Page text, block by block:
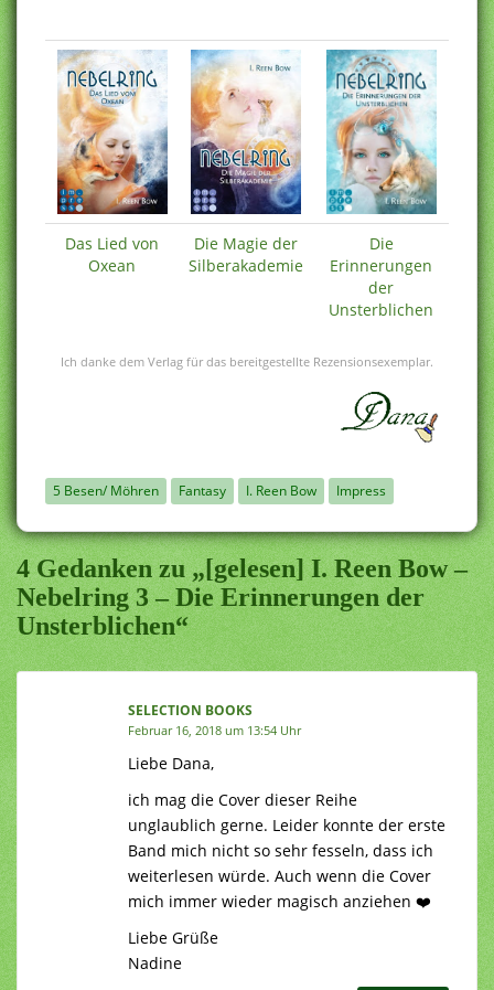
Das Lied von
Oxean
Die Magie der
Silberakademie
Die
Erinnerungen
der
Unsterblichen
Ich danke dem Verlag für das bereitgestellte Rezensionsexemplar.
5 Besen/ Möhren Fantasy I. Reen Bow Impress
4 Gedanken zu „[gelesen] I. Reen Bow –
Nebelring 3 – Die Erinnerungen der
Unsterblichen“
SELECTION BOOKS
Februar 16, 2018 um 13:54 Uhr
Liebe Dana,
ich mag die Cover dieser Reihe
unglaublich gerne. Leider konnte der erste
Band mich nicht so sehr fesseln, dass ich
weiterlesen würde. Auch wenn die Cover
mich immer wieder magisch anziehen ❤️
Liebe Grüße
Nadine